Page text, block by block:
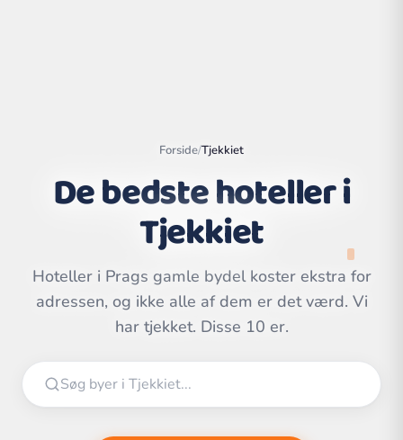
Leaflet
OpenStreetMap
contributors | ©
Forside/Tjekkiet
De bedste hoteller i
Tjekkiet
Hoteller i Prags gamle bydel koster ekstra for
adressen, og ikke alle af dem er det værd. Vi
har tjekket. Disse 10 er.